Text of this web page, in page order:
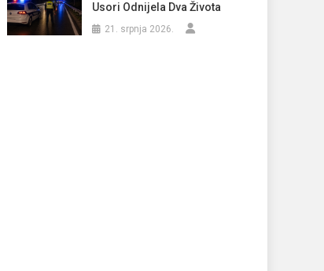
Usori Odnijela Dva Života
21. srpnja 2026.